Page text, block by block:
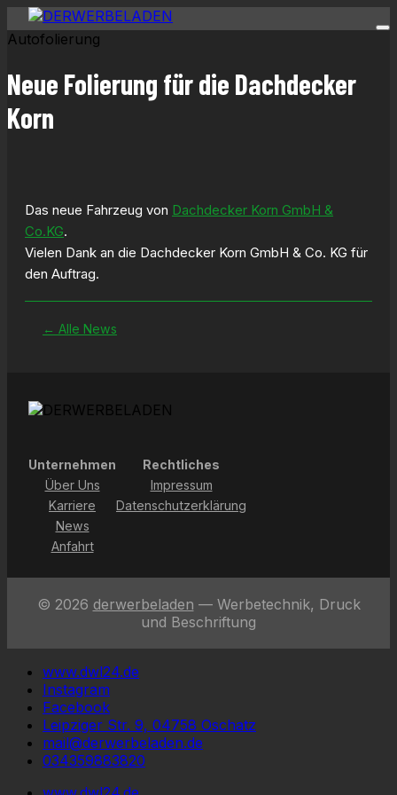
Autofolierung
Neue Folierung für die Dachdecker
Korn
Das neue Fahrzeug von Dachdecker Korn GmbH &
Co.KG.
Vielen Dank an die Dachdecker Korn GmbH & Co. KG für
den Auftrag.
← Alle News
Unternehmen
Über Uns
Karriere
News
Anfahrt
Rechtliches
Impressum
Datenschutzerklärung
© 2026 derwerbeladen — Werbetechnik, Druck
und Beschriftung
www.dwl24.de
Instagram
Facebook
Leipziger Str. 9, 04758 Oschatz
mail@derwerbeladen.de
034359883820